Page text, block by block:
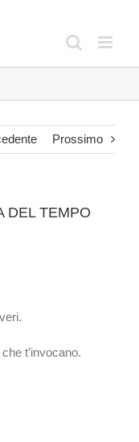
Prossimo
DEL TEMPO
t’invocano.